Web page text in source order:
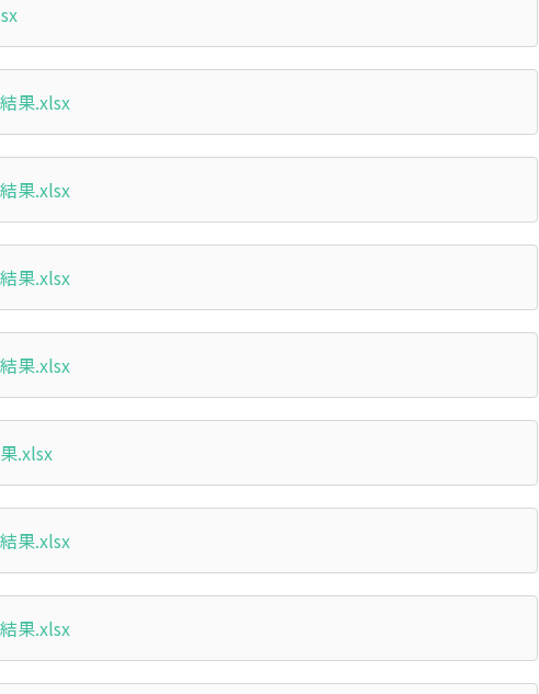
果.xlsx
果.xlsx
果.xlsx
果.xlsx
.xlsx
果.xlsx
果.xlsx